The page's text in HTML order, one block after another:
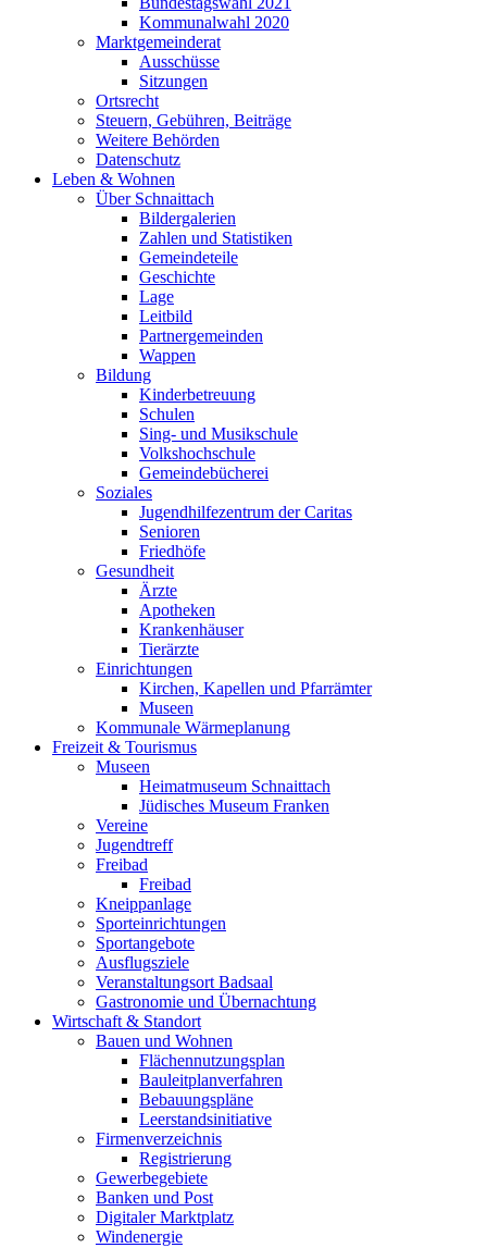
Kommunalwahl 2020
Marktgemeinderat
Ausschüsse
Sitzungen
Ortsrecht
Steuern, Gebühren, Beiträge
Weitere Behörden
Datenschutz
Leben & Wohnen
Über Schnaittach
Bildergalerien
Zahlen und Statistiken
Gemeindeteile
Geschichte
Lage
Leitbild
Partnergemeinden
Wappen
Bildung
Kinderbetreuung
Schulen
Sing- und Musikschule
Volkshochschule
Gemeindebücherei
Soziales
Jugendhilfezentrum der Caritas
Senioren
Friedhöfe
Gesundheit
Ärzte
Apotheken
Krankenhäuser
Tierärzte
Einrichtungen
Kirchen, Kapellen und Pfarrämter
Museen
Kommunale Wärmeplanung
Freizeit & Tourismus
Museen
Heimatmuseum Schnaittach
Jüdisches Museum Franken
Vereine
Jugendtreff
Freibad
Freibad
Kneippanlage
Sporteinrichtungen
Sportangebote
Ausflugsziele
Veranstaltungsort Badsaal
Gastronomie und Übernachtung
Wirtschaft & Standort
Bauen und Wohnen
Flächennutzungsplan
Bauleitplanverfahren
Bebauungspläne
Leerstandsinitiative
Firmenverzeichnis
Registrierung
Gewerbegebiete
Banken und Post
Digitaler Marktplatz
Windenergie